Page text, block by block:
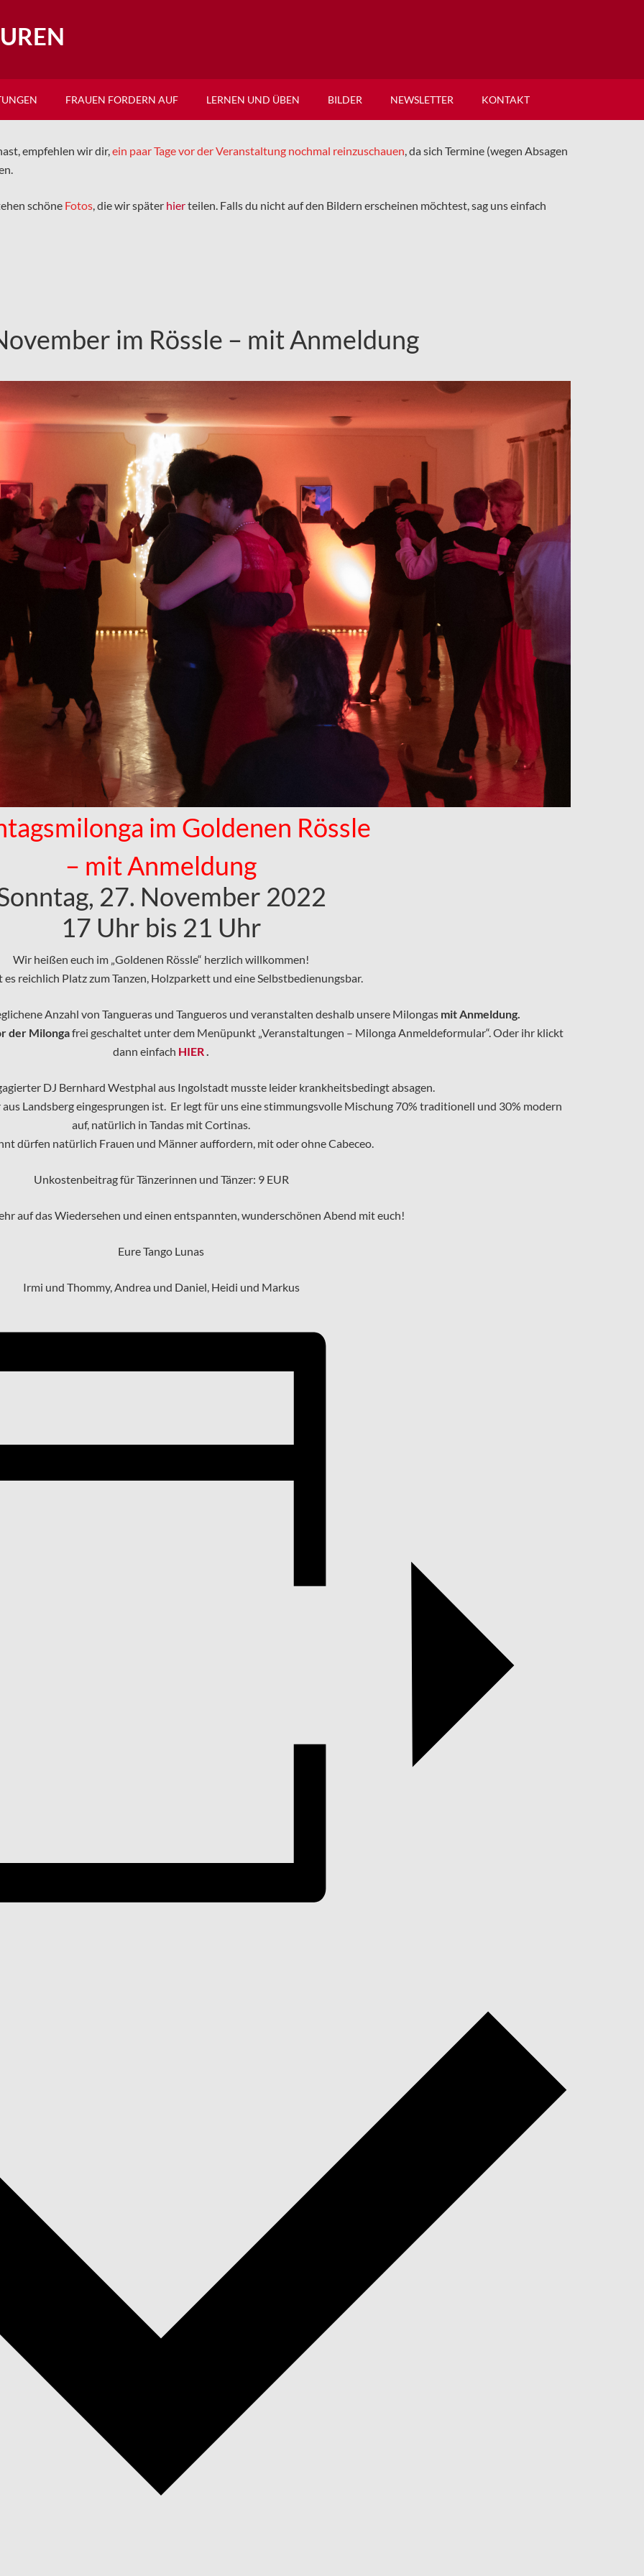
FRAUEN FORDERN AUF LERNEN UND ÜBEN BILDER NEWSLETTER KONTAKT
empfehlen wir dir,ein paar Tage vor der Veranstaltung nochmal reinzuschauen, da sich Termine (wegen Absagen
schöne Fotos, die wir später hierteilen. Falls du nicht auf den Bildern erscheinen möchtest, sag uns einfach
im Rössle – mit Anmeldung
im Goldenen Rössle
– mit Anmeldung
27. November 2022
17 Uhr bis 21 Uhr
Wir heißen euch im „Goldenen Rössle“ herzlich willkommen!
reichlich Platz zum Tanzen, Holzparkett und eine Selbstbedienungsbar.
Anzahl von Tangueras und Tangueros und veranstalten deshalb unsere Milongas mit Anmeldung.
der Milongafrei geschaltet unter dem Menüpunkt „Veranstaltungen – Milonga Anmeldeformular“. Oder ihr klickt
dann einfach HIER.
DJ Bernhard Westphal aus Ingolstadt musste leider krankheitsbedingt absagen.
Landsberg eingesprungen ist. Er legt für uns eine stimmungsvolle Mischung 70% traditionell und 30% modern
auf, natürlich in Tandas mit Cortinas.
dürfen natürlich Frauen und Männer auffordern, mit oder ohne Cabeceo.
Unkostenbeitrag für Tänzerinnen und Tänzer: 9 EUR
auf das Wiedersehen und einen entspannten, wunderschönen Abend mit euch!
Eure Tango Lunas
Irmi und Thommy, Andrea und Daniel, Heidi und Markus